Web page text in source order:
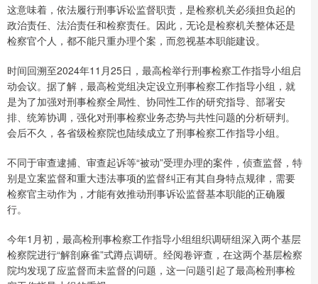
这意味着，依法履行刑事诉讼监督职责，是检察机关必须担负起的
政治责任、法治责任和检察责任。因此，无论是检察机关整体还是
检察官个人，都不能只重办理个案，而忽视基本职能建设。
时间回溯至2024年11月25日，最高检举行刑事检察工作指导小组启
动会议。据了解，最高检党组决定设立刑事检察工作指导小组，就
是为了加强对刑事检察全局性、协同性工作的研究指导、部署安
排、统筹协调，强化对刑事检察业务态势与共性问题的分析研判。
会后不久，各省级检察院也陆续成立了刑事检察工作指导小组。
不同于审查逮捕、审查起诉等“被动”受理办理的案件，侦查监督，特
别是立案监督和重大违法事项的监督纠正有其自身特点规律，需要
检察官主动作为，才能有效推动刑事诉讼监督基本职能的正确履
行。
今年1月初，最高检刑事检察工作指导小组组织调研组深入两个基层
检察院进行“解剖麻雀”式蹲点调研。经阅卷评查，在这两个基层检察
院均发现了应监督而未监督的问题，这一问题引起了最高检刑事检